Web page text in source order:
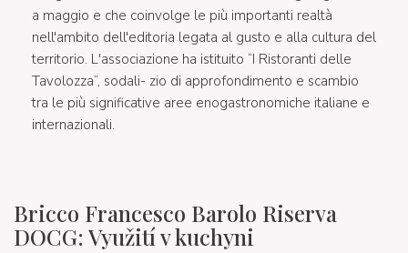
a maggio e che coinvolge le più importanti realtà
nell'ambito dell'editoria legata al gusto e alla cultura del
territorio. L'associazione ha istituito “I Ristoranti delle
Tavolozza”, sodali- zio di approfondimento e scambio
tra le più significative aree enogastronomiche italiane e
internazionali.
Bricco Francesco Barolo Riserva
DOCG: Využití v kuchyni